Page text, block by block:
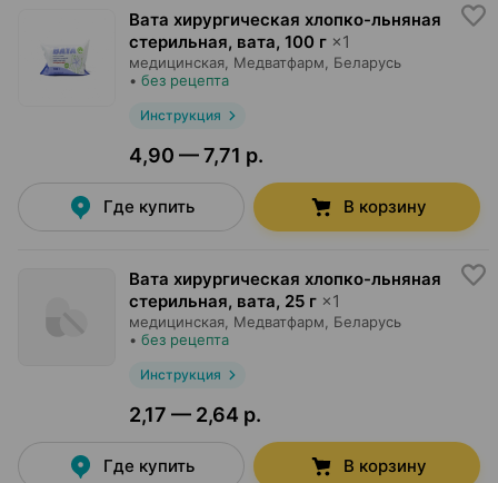
Вата хирургическая хлопко-льняная
стерильная, вата, 100 г ×1
медицинская, Медватфарм , Беларусь
• без рецепта
Инструкция
4,90 — 7,71 р.
Где купить В корзину
Вата хирургическая хлопко-льняная
стерильная, вата, 25 г ×1
медицинская, Медватфарм , Беларусь
• без рецепта
Инструкция
2,17 — 2,64 р.
Где купить В корзину